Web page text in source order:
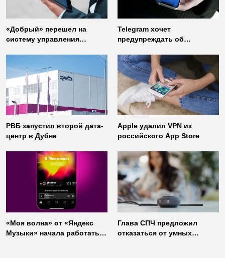
«Добрый» перешел на
систему управления
Telegram хочет
предупреждать об
неофициальных клиентов
мессенджера
РВБ запустил второй дата-
центр в Дубне
Apple удалил VPN из
российского App Store
«Моя волна» от «Яндекс
Музыки» начала работать
Глава СПЧ предложил
отказаться от умных